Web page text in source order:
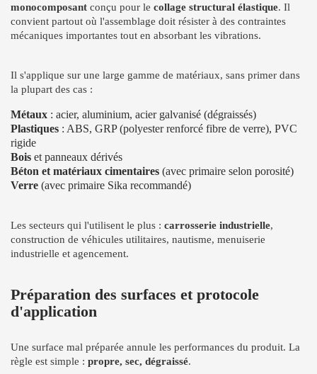
monocomposant conçu pour le collage structural élastique. Il
convient partout où l'assemblage doit résister à des contraintes
mécaniques importantes tout en absorbant les vibrations.
Il s'applique sur une large gamme de matériaux, sans primer dans
la plupart des cas :
Métaux : acier, aluminium, acier galvanisé (dégraissés)
Plastiques : ABS, GRP (polyester renforcé fibre de verre), PVC
rigide
Bois et panneaux dérivés
Béton et matériaux cimentaires (avec primaire selon porosité)
Verre (avec primaire Sika recommandé)
Les secteurs qui l'utilisent le plus : carrosserie industrielle,
construction de véhicules utilitaires, nautisme, menuiserie
industrielle et agencement.
Préparation des surfaces et protocole
d'application
Une surface mal préparée annule les performances du produit. La
règle est simple : propre, sec, dégraissé.